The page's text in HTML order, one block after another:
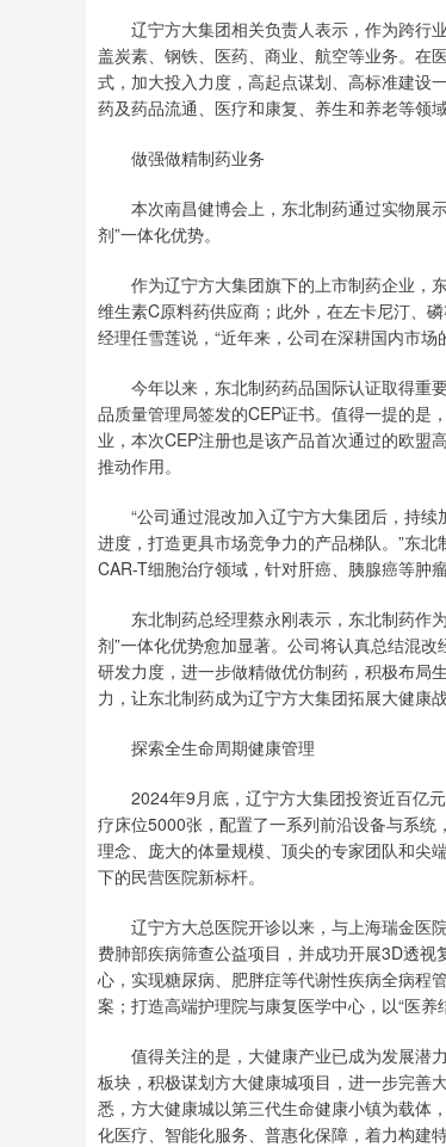
辽宁方大集团相关负责人表示，作为跨行业
盖炭素、钢铁、医药、商业、航空等业务。在
式，加大投入力度，高起点谋划、高标准建设
药及药品流通、医疗和康复、养生和养老等领
做强做精制药业务
本次南昌健博会上，东北制药通过实物展示
剂”一体化优势。
作为辽宁方大集团旗下的上市制药企业，东
维生素C原料药供应商；此外，在左卡尼汀、
经理任雪莲说，“近年来，公司在深耕国内市
今年以来，东北制药药品国际认证取得重
品质量管理局签发的CEP证书。值得一提的是
业，本次CEP注册也是该产品首次通过的欧盟
推动作用。
“公司通过混改加入辽宁方大集团后，持续
进度，打造更具市场竞争力的产品梯队。”东
CAR-T细胞治疗领域，针对肝癌、胰腺癌等肿
东北制药总经理蔡永刚表示，东北制药作为
剂”一体化优势愈加显著。公司将认真总结混
研发力度，进一步做精做优仿制药，积极布局
力，让东北制药成为辽宁方大集团拓展大健康
探索全生命周期健康管理
2024年9月底，辽宁方大集团投资近百亿元
疗床位5000张，配置了一系列前沿设备与系
理念、庞大的体量规模、顶尖的专家团队和尖
下的民营医院新标杆。
辽宁方大总医院开诊以来，与上海瑞金医
费肺部疾病筛查公益项目，并成功开展3D透
心，实现糖尿病、肥胖症等代谢性疾病全病程
案；打造高端护理院与康复医学中心，以“医
值得关注的是，大健康产业已成为发展潜力
板块，积极谋划方大健康城项目，进一步完善
悉，方大健康城以第三代生命健康小镇为载体
化医疗、智能化服务、普惠化保障，着力构建